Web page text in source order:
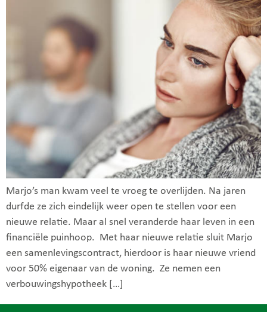
Marjo’s man kwam veel te vroeg te overlijden. Na jaren
durfde ze zich eindelijk weer open te stellen voor een
nieuwe relatie. Maar al snel veranderde haar leven in een
financiële puinhoop. Met haar nieuwe relatie sluit Marjo
een samenlevingscontract, hierdoor is haar nieuwe vriend
voor 50% eigenaar van de woning. Ze nemen een
verbouwingshypotheek […]